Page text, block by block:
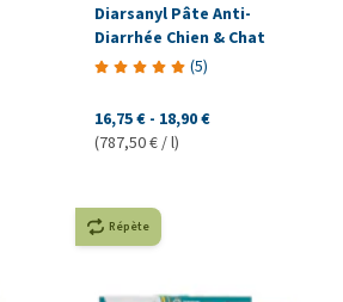
Diarsanyl Pâte Anti-
Diarrhée Chien & Chat
(5)
16,75 € - 18,90 €
(787,50 € / l)
Répète